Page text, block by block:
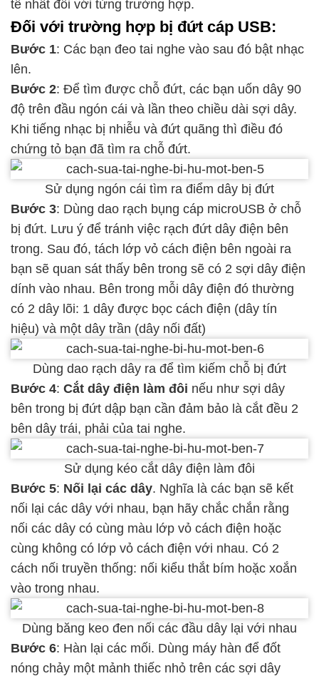
tế nhất đối với từng trường hợp.
Đối với trường hợp bị đứt cáp USB:
Bước 1: Các bạn đeo tai nghe vào sau đó bật nhạc
lên.
Bước 2: Để tìm được chỗ đứt, các bạn uốn dây 90
độ trên đầu ngón cái và lần theo chiều dài sợi dây.
Khi tiếng nhạc bị nhiễu và đứt quãng thì điều đó
chứng tỏ bạn đã tìm ra chỗ đứt.
Sử dụng ngón cái tìm ra điểm dây bị đứt
Bước 3: Dùng dao rạch bụng cáp microUSB ở chỗ
bị đứt. Lưu ý để tránh việc rạch đứt dây điện bên
trong. Sau đó, tách lớp vỏ cách điện bên ngoài ra
bạn sẽ quan sát thấy bên trong sẽ có 2 sợi dây điện
dính vào nhau. Bên trong mỗi dây điện đó thường
có 2 dây lõi: 1 dây được bọc cách điện (dây tín
hiệu) và một dây trần (dây nối đất)
Dùng dao rạch dây ra để tìm kiếm chỗ bị đứt
Bước 4: Cắt dây điện làm đôi nếu như sợi dây
bên trong bị đứt dập bạn cần đảm bảo là cắt đều 2
bên dây trái, phải của tai nghe.
Sử dụng kéo cắt dây điện làm đôi
Bước 5: Nối lại các dây. Nghĩa là các bạn sẽ kết
nối lại các dây với nhau, bạn hãy chắc chắn rằng
nối các dây có cùng màu lớp vỏ cách điện hoặc
cùng không có lớp vỏ cách điện với nhau. Có 2
cách nối truyền thống: nối kiểu thắt bím hoặc xoắn
vào trong nhau.
Dùng băng keo đen nối các đầu dây lại với nhau
Bước 6: Hàn lại các mối. Dùng máy hàn để đốt
nóng chảy một mảnh thiếc nhỏ trên các sợi dây